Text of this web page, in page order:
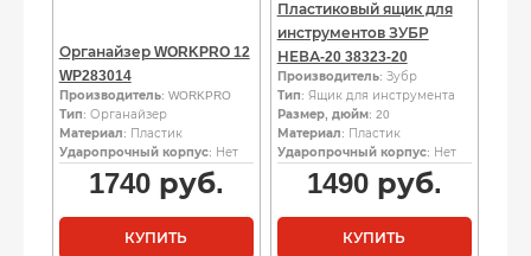
Органайзер WORKPRO 12
WP283014
Производитель: WORKPRO
Тип: Органайзер
Материал: Пластик
Ударопрочный корпус: Нет
1740руб.
КУПИТЬ
Пластиковый ящик для
инструментов ЗУБР
НЕВА-20 38323-20
Производитель: Зубр
Тип: Ящик для инструмента
Размер, дюйм: 20
Материал: Пластик
Ударопрочный корпус: Нет
1490руб.
КУПИТЬ